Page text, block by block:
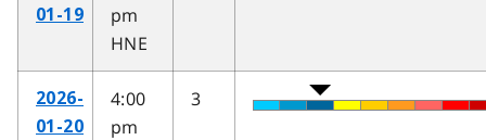
01-19
pm
HNE
2026-
01-20
4:00
pm
3